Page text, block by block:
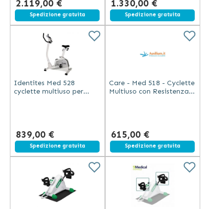
2.119,00 €
Spedizione gratuita
1.330,00 €
Spedizione gratuita
Identites Med 528
cyclette multiuso per
839,00 €
Spedizione gratuita
Care - Med 518 - Cyclette
Multiuso con Resistenza
615,00 €
Spedizione gratuita